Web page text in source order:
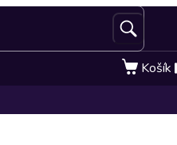
Košík